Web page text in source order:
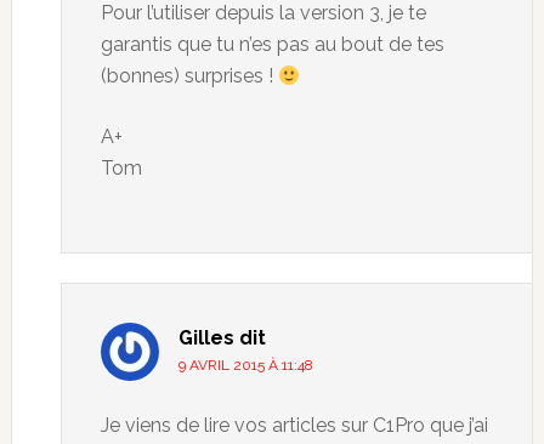
Pour l’utiliser depuis la version 3, je te
garantis que tu n’es pas au bout de tes
(bonnes) surprises !
A+
Tom
Gilles dit
9 AVRIL 2015 À 11:48
Je viens de lire vos articles sur C1Pro que j’ai